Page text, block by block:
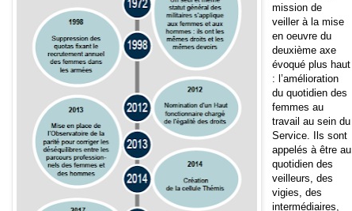
mission de
veiller à la mise
en oeuvre du
deuxième axe
évoqué plus haut
: l’amélioration
du quotidien des
femmes au
travail au sein du
Service. Ils sont
appelés à être au
quotidien des
veilleurs, des
vigies, des
intermédiaires,